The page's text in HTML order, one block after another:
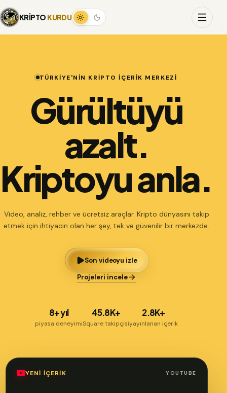
KRİPTO KURDU
TÜRKİYE'NİN KRİPTO İÇERİK MERKEZİ
Gürültüyü
azalt.
Kriptoyu anla.
Video, analiz, rehber ve ücretsiz araçlar. Kripto dünyasını takip
etmek için ihtiyacın olan her şey, tek ve güvenilir bir merkezde.
Son videoyu izle
Projeleri incele
8+ yıl
piyasa deneyimi
45.8K+
Square takipçisi
2.8K+
yayınlanan içerik
YENİ İÇERİK YOUTUBE